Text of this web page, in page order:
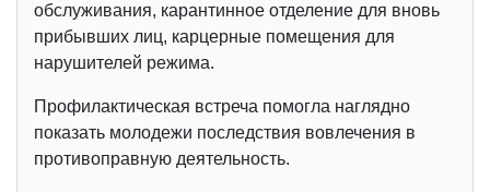
обслуживания, карантинное отделение для вновь
прибывших лиц, карцерные помещения для
нарушителей режима.
Профилактическая встреча помогла наглядно
показать молодежи последствия вовлечения в
противоправную деятельность.